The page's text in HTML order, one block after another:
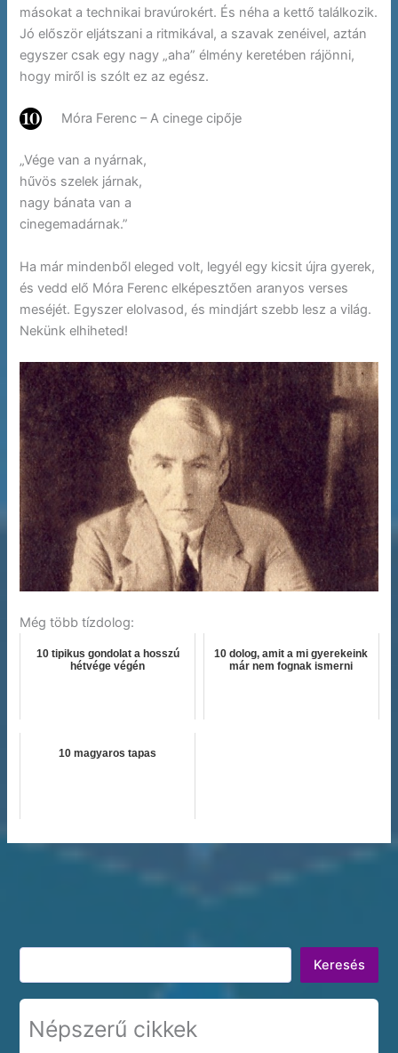
másokat a technikai bravúrokért. És néha a kettő találkozik.
Jó először eljátszani a ritmikával, a szavak zenéivel, aztán
egyszer csak egy nagy „aha” élmény keretében rájönni,
hogy miről is szólt ez az egész.
Móra Ferenc – A cinege cipője
„Vége van a nyárnak,
hűvös szelek járnak,
nagy bánata van a
cinegemadárnak.”
Ha már mindenből eleged volt, legyél egy kicsit újra gyerek,
és vedd elő Móra Ferenc elképesztően aranyos verses
meséjét. Egyszer elolvasod, és mindjárt szebb lesz a világ.
Nekünk elhiheted!
Még több tízdolog:
10 tipikus gondolat a hosszú
hétvége végén
10 dolog, amit a mi gyerekeink
már nem fognak ismerni
10 magyaros tapas
Keresés
Keresés
Népszerű cikkek